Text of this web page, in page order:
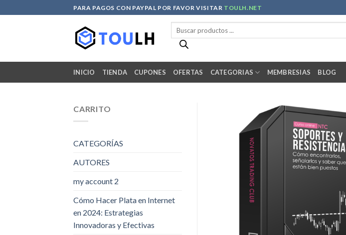
to
PARA PAGOS CON PAYPAL POR FAVOR VISITAR TOULH.NET
productos
INICIO TIENDA CUPONES OFERTAS CATEGORIAS MEMBRESIAS BLOG
CARRITO
CATEGORÍAS
AUTORES
my account 2
Cómo Hacer Plata en Internet
en 2024: Estrategias
Innovadoras y Efectivas